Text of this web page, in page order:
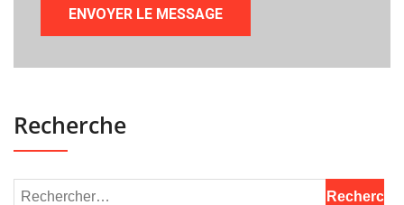
Recherche